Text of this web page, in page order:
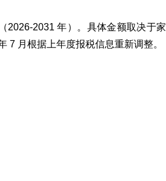
2026-2031 年）。具体金额取决于家
7 月根据上年度报税信息重新调整。